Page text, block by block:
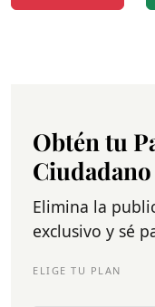
Obtén tu
Ciudadano
Elimina la
exclusivo y sé
ELIGE TU PLAN